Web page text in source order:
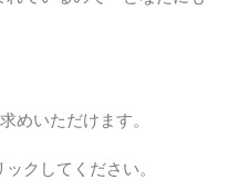
めいただけます。
クしてください。